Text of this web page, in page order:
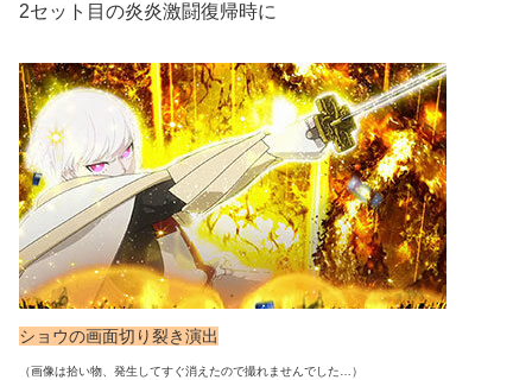
2セット目の炎炎激闘復帰時に
ショウの画面切り裂き演出
（画像は拾い物、発生してすぐ消えたので撮れませんでした…）